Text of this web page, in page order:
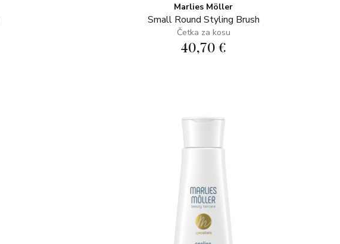
Marlies Möller
Small Round Styling Brush
Četka za kosu
40,70 €